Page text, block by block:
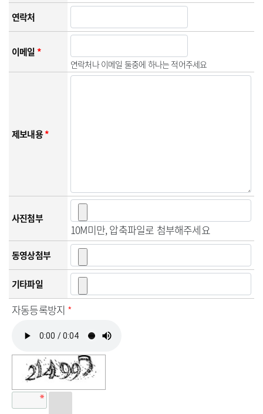
연락처
이메일*
연락처나 이메일 둘중에 하나는 적어주세요
제보내용*
사진첨부
10M미만, 압축파일로 첨부해주세요
동영상첨부
기타파일
자동등록방지 *